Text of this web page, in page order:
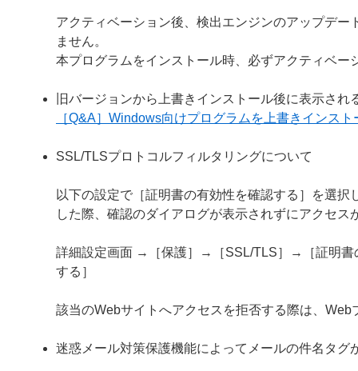
アクティベーション後、検出エンジンのアップデ
ません。
本プログラムをインストール時、必ずアクティベ
旧バージョンから上書きインストール後に表示され
［Q&A］Windows向けプログラムを上書きインス
SSL/TLSプロトコルフィルタリングについて
以下の設定で［証明書の有効性を確認する］を選
した際、確認のダイアログが表示されずにアクセス
詳細設定画面 →［保護］→［SSL/TLS］→［証明書
する］
該当のWebサイトへアクセスを拒否する際は、
迷惑メール対策保護機能によってメールの件名タグ